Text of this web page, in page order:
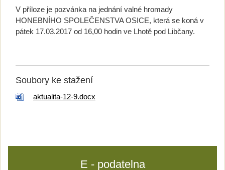
V příloze je pozvánka na jednání valné hromady
HONEBNÍHO SPOLEČENSTVA OSICE, která se koná v
pátek 17.03.2017 od 16,00 hodin ve Lhotě pod Libčany.
Soubory ke stažení
aktualita-12-9.docx
E - podatelna